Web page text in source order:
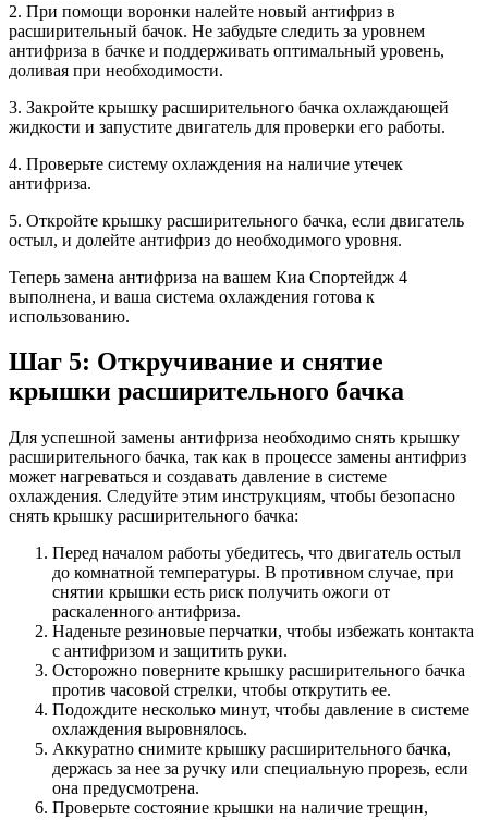
2. При помощи воронки налейте новый антифриз в
расширительный бачок. Не забудьте следить за уровнем
антифриза в бачке и поддерживать оптимальный уровень,
доливая при необходимости.
3. Закройте крышку расширительного бачка охлаждающей
жидкости и запустите двигатель для проверки его работы.
4. Проверьте систему охлаждения на наличие утечек
антифриза.
5. Откройте крышку расширительного бачка, если двигатель
остыл, и долейте антифриз до необходимого уровня.
Теперь замена антифриза на вашем Киа Спортейдж 4
выполнена, и ваша система охлаждения готова к
использованию.
Шаг 5: Откручивание и снятие
крышки расширительного бачка
Для успешной замены антифриза необходимо снять крышку
расширительного бачка, так как в процессе замены антифриз
может нагреваться и создавать давление в системе
охлаждения. Следуйте этим инструкциям, чтобы безопасно
снять крышку расширительного бачка:
Перед началом работы убедитесь, что двигатель остыл
до комнатной температуры. В противном случае, при
снятии крышки есть риск получить ожоги от
раскаленного антифриза.
Наденьте резиновые перчатки, чтобы избежать контакта
с антифризом и защитить руки.
Осторожно поверните крышку расширительного бачка
против часовой стрелки, чтобы открутить ее.
Подождите несколько минут, чтобы давление в системе
охлаждения выровнялось.
Аккуратно снимите крышку расширительного бачка,
держась за нее за ручку или специальную прорезь, если
она предусмотрена.
Проверьте состояние крышки на наличие трещин,